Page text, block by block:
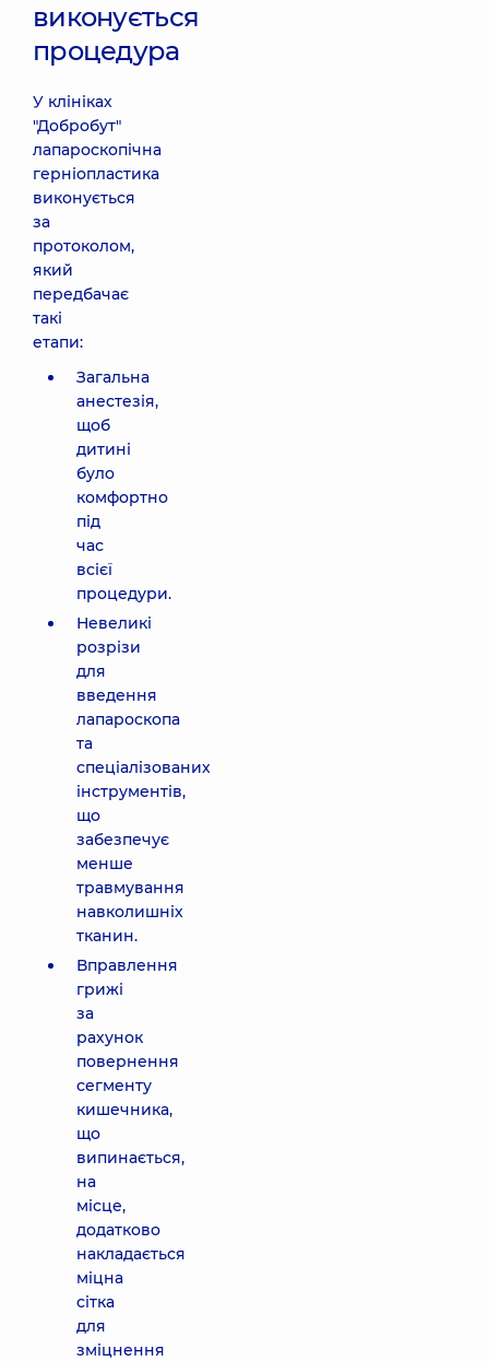
виконується
процедура
У клініках
"Добробут"
лапароскопічна
герніопластика
виконується
за
протоколом,
який
передбачає
такі
етапи:
Загальна
анестезія,
щоб
дитині
було
комфортно
під
час
всієї
процедури.
Невеликі
розрізи
для
введення
лапароскопа
та
спеціалізованих
інструментів,
що
забезпечує
менше
травмування
навколишніх
тканин.
Вправлення
грижі
за
рахунок
повернення
сегменту
кишечника,
що
випинається,
на
місце,
додатково
накладається
міцна
сітка
для
зміцнення